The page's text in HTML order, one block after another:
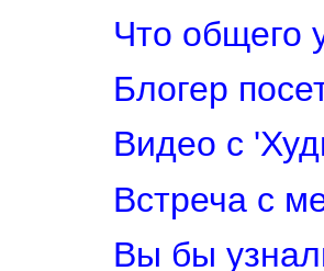
Что общего
Блогер
Видео с
Встреча с
Вы бы